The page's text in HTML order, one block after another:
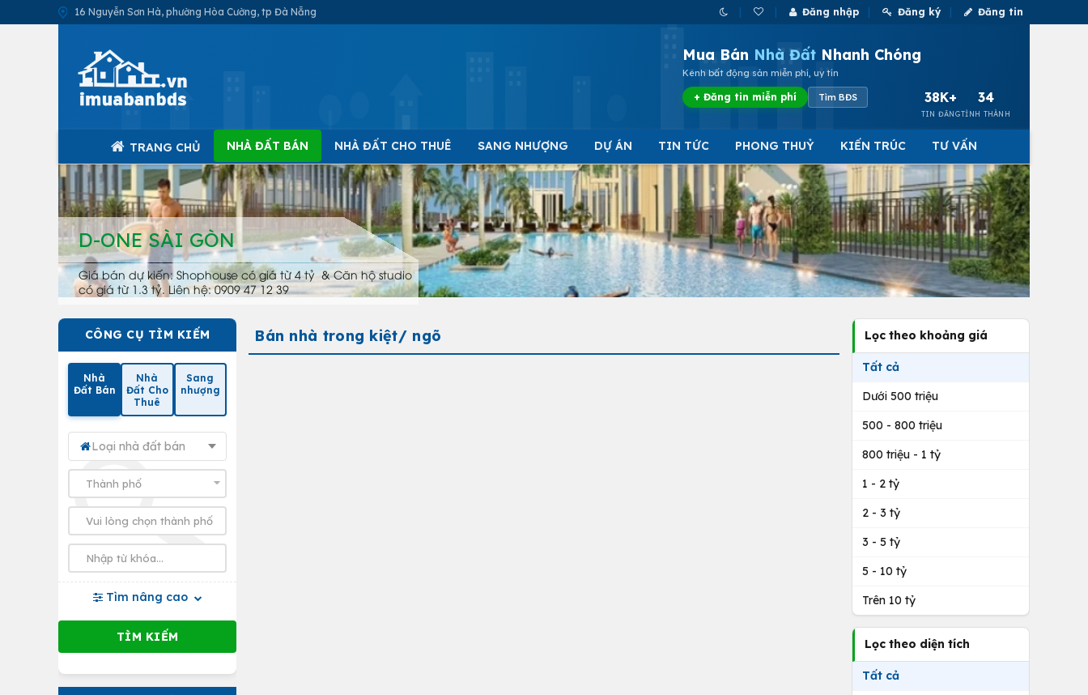
16 Nguyễn Sơn Hà, phường Hòa Cường, tp Đà Nẵng Đăng nhập Đăng ký Đăng tin
Mua Bán Nhà Đất Nhanh Chóng
Kênh bất động sản miễn phí, uy tín
+ Đăng tin miễn phí Tìm BĐS 38K+
TIN ĐĂNG
34
TỈNH THÀNH
TRANG CHỦ NHÀ ĐẤT BÁN NHÀ ĐẤT CHO THUÊ SANG NHƯỢNG DỰ ÁN TIN TỨC PHONG THUỶ KIẾN TRÚC TƯ VẤN
D-ONE SÀI GÒN
Giá bán dự kiến: Shophouse có giá từ 4 tỷ & Căn hộ studio
có giá từ 1.3 tỷ. Liên hệ: 0909 47 12 39
CÔNG CỤ TÌM KIẾM
Nhà
Đất Bán
Nhà
Đất Cho
Thuê
Sang
nhượng
Loại nhà đất bán
Tìm nâng cao
Bán nhà trong kiệt/ ngõ Lọc theo khoảng giá
Tất cả
Dưới 500 triệu
500 - 800 triệu
800 triệu - 1 tỷ
1 - 2 tỷ
2 - 3 tỷ
3 - 5 tỷ
5 - 10 tỷ
Trên 10 tỷ
Lọc theo diện tích
Tất cả